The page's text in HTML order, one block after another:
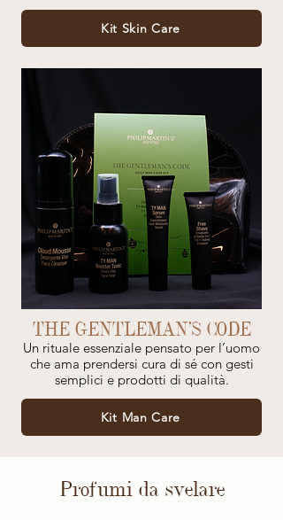
Kit Skin Care
THE GENTLEMAN'S CODE
Un rituale essenziale pensato per l’uomo
che ama prendersi cura di sé con gesti
semplici e prodotti di qualità.
Kit Man Care
Profumi da svelare